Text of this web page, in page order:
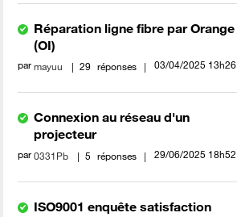
Réparation ligne fibre par Orange
(OI)
parmayuu 29 réponses ‎03/04/2025 13h26
Connexion au réseau d'un
projecteur
par0331Pb 5 réponses ‎29/06/2025 18h52
ISO9001 enquête satisfaction